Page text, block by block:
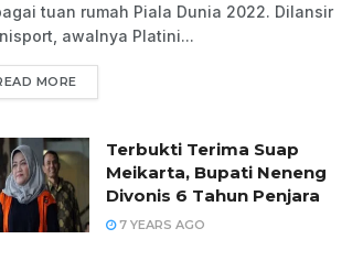
tuan rumah Piala Dunia 2022. Dilansir
awalnya Platini...
MORE
Terbukti Terima Suap
Meikarta, Bupati Neneng
Divonis 6 Tahun Penjara
7 YEARS AGO